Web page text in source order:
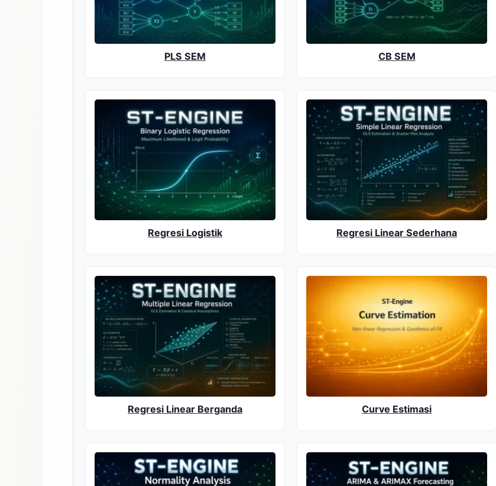
PLS SEM CB SEM
Regresi Logistik Regresi Linear Sederhana
Regresi Linear Berganda Curve Estimasi